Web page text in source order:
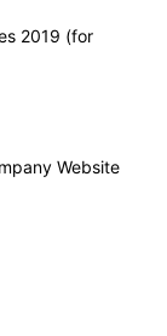
2019 (for
Website